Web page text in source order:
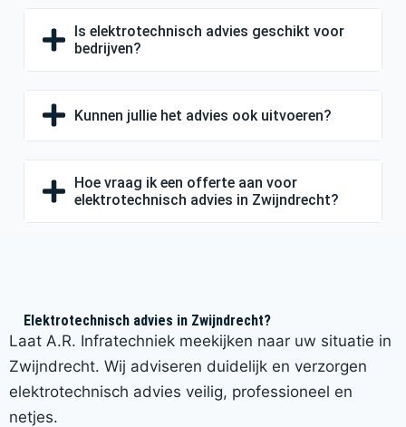
Is elektrotechnisch advies geschikt voor
bedrijven?
Kunnen jullie het advies ook uitvoeren?
Hoe vraag ik een offerte aan voor
elektrotechnisch advies in Zwijndrecht?
Elektrotechnisch advies in Zwijndrecht?
Laat A.R. Infratechniek meekijken naar uw situatie in
Zwijndrecht. Wij adviseren duidelijk en verzorgen
elektrotechnisch advies veilig, professioneel en
netjes.